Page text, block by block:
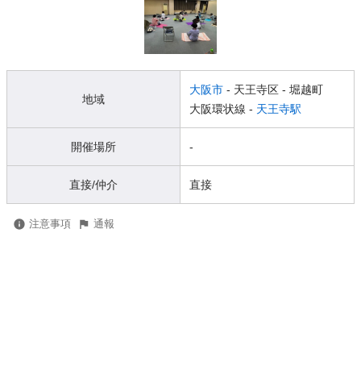
地域
大阪市 - 天王寺区 - 堀越町
大阪環状線 - 天王寺駅
開催場所 -
直接/仲介 直接
注意事項 通報